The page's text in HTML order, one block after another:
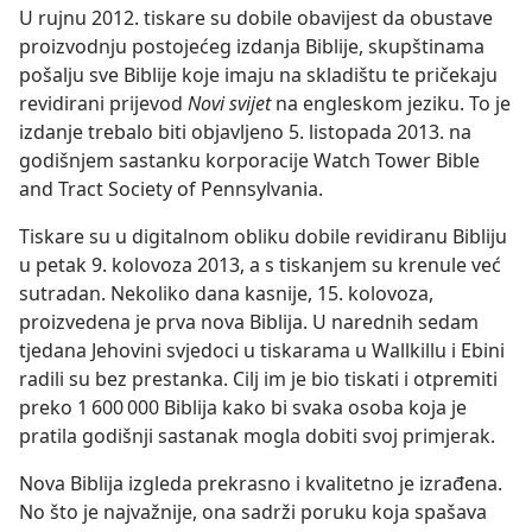
U rujnu 2012. tiskare su dobile obavijest da obustave
proizvodnju postojećeg izdanja Biblije, skupštinama
pošalju sve Biblije koje imaju na skladištu te pričekaju
revidirani prijevod Novi svijetna engleskom jeziku. To je
izdanje trebalo biti objavljeno 5. listopada 2013. na
godišnjem sastanku korporacije Watch Tower Bible
and Tract Society of Pennsylvania.
Tiskare su u digitalnom obliku dobile revidiranu Bibliju
u petak 9. kolovoza 2013, a s tiskanjem su krenule već
sutradan. Nekoliko dana kasnije, 15. kolovoza,
proizvedena je prva nova Biblija. U narednih sedam
tjedana Jehovini svjedoci u tiskarama u Wallkillu i Ebini
radili su bez prestanka. Cilj im je bio tiskati i otpremiti
preko 1 600 000 Biblija kako bi svaka osoba koja je
pratila godišnji sastanak mogla dobiti svoj primjerak.
Nova Biblija izgleda prekrasno i kvalitetno je izrađena.
No što je najvažnije, ona sadrži poruku koja spašava